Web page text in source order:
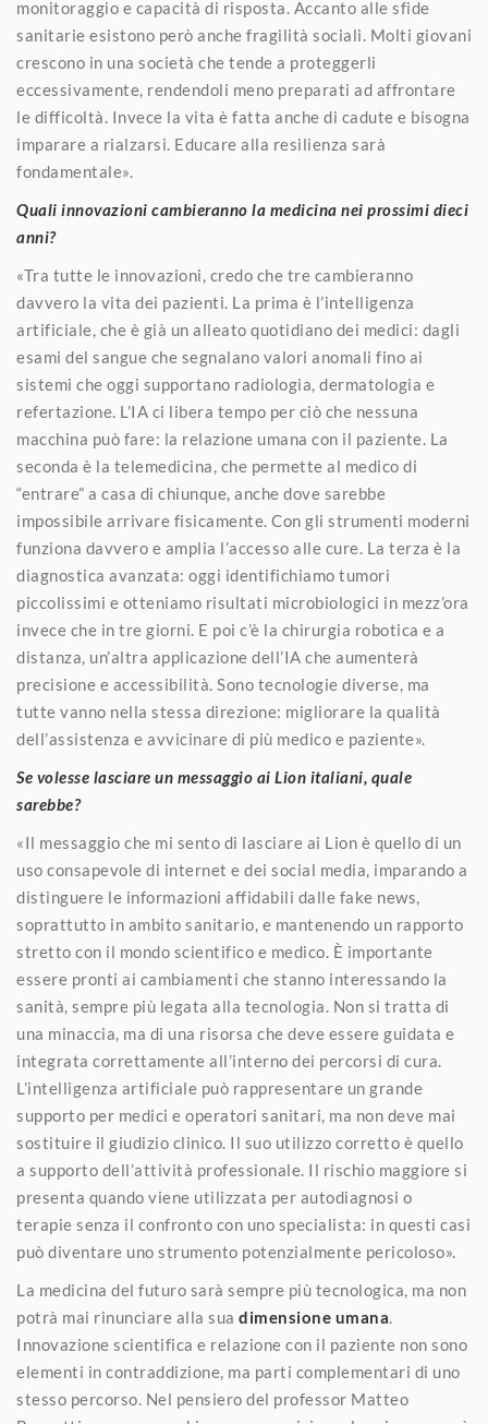
monitoraggio e capacità di risposta. Accanto alle sfide
sanitarie esistono però anche fragilità sociali. Molti giovani
crescono in una società che tende a proteggerli
eccessivamente, rendendoli meno preparati ad affrontare
le difficoltà. Invece la vita è fatta anche di cadute e bisogna
imparare a rialzarsi. Educare alla resilienza sarà
fondamentale».
Quali innovazioni cambieranno la medicina nei prossimi dieci
anni?
«Tra tutte le innovazioni, credo che tre cambieranno
davvero la vita dei pazienti. La prima è l’intelligenza
artificiale, che è già un alleato quotidiano dei medici: dagli
esami del sangue che segnalano valori anomali fino ai
sistemi che oggi supportano radiologia, dermatologia e
refertazione. L’IA ci libera tempo per ciò che nessuna
macchina può fare: la relazione umana con il paziente. La
seconda è la telemedicina, che permette al medico di
“entrare” a casa di chiunque, anche dove sarebbe
impossibile arrivare fisicamente. Con gli strumenti moderni
funziona davvero e amplia l’accesso alle cure. La terza è la
diagnostica avanzata: oggi identifichiamo tumori
piccolissimi e otteniamo risultati microbiologici in mezz’ora
invece che in tre giorni. E poi c’è la chirurgia robotica e a
distanza, un’altra applicazione dell’IA che aumenterà
precisione e accessibilità. Sono tecnologie diverse, ma
tutte vanno nella stessa direzione: migliorare la qualità
dell’assistenza e avvicinare di più medico e paziente».
Se volesse lasciare un messaggio ai Lion italiani, quale
sarebbe?
«Il messaggio che mi sento di lasciare ai Lion è quello di un
uso consapevole di internet e dei social media, imparando a
distinguere le informazioni affidabili dalle fake news,
soprattutto in ambito sanitario, e mantenendo un rapporto
stretto con il mondo scientifico e medico. È importante
essere pronti ai cambiamenti che stanno interessando la
sanità, sempre più legata alla tecnologia. Non si tratta di
una minaccia, ma di una risorsa che deve essere guidata e
integrata correttamente all’interno dei percorsi di cura.
L’intelligenza artificiale può rappresentare un grande
supporto per medici e operatori sanitari, ma non deve mai
sostituire il giudizio clinico. Il suo utilizzo corretto è quello
a supporto dell’attività professionale. Il rischio maggiore si
presenta quando viene utilizzata per autodiagnosi o
terapie senza il confronto con uno specialista: in questi casi
può diventare uno strumento potenzialmente pericoloso».
La medicina del futuro sarà sempre più tecnologica, ma non
potrà mai rinunciare alla sua dimensione umana.
Innovazione scientifica e relazione con il paziente non sono
elementi in contraddizione, ma parti complementari di uno
stesso percorso. Nel pensiero del professor Matteo